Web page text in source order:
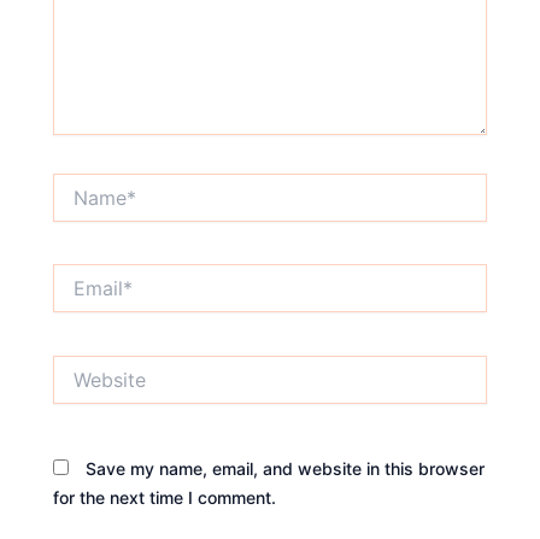
Save my name, email, and website in this browser
for the next time I comment.